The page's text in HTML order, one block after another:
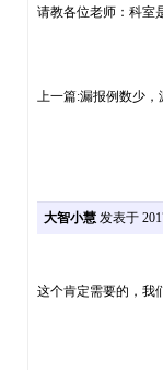
请教各位老师：科室
上一篇:漏报例数少
大智小慧发表于
这个肯定需要的，我